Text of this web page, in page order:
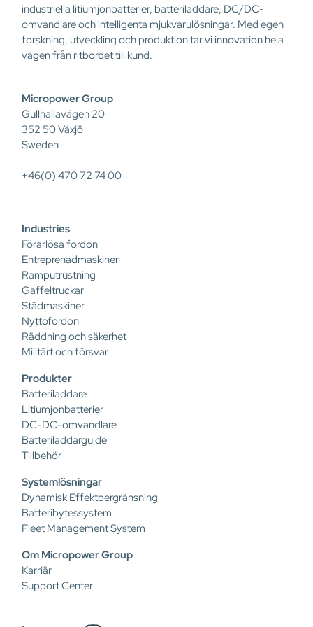
industriella litiumjonbatterier, batteriladdare, DC/DC-
omvandlare och intelligenta mjukvarulösningar. Med egen
forskning, utveckling och produktion tar vi innovation hela
vägen från ritbordet till kund.
Micropower Group
Gullhallavägen 20
352 50 Växjö
Sweden
+46(0) 470 72 74 00
Industries
Förarlösa fordon
Entreprenadmaskiner
Ramputrustning
Gaffeltruckar
Städmaskiner
Nyttofordon
Räddning och säkerhet
Militärt och försvar
Produkter
Batteriladdare
Litiumjonbatterier
DC-DC-omvandlare
Batteriladdarguide
Tillbehör
Systemlösningar
Dynamisk Effektbergränsning
Batteribytessystem
Fleet Management System
Om Micropower Group
Karriär
Support Center